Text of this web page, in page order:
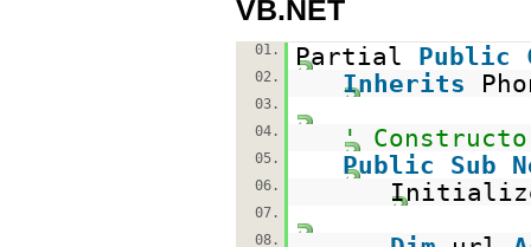
VB.NET
01. Partial Public
02. Inherits
03.
04.
'
05. Public Sub
06.
07.
08.